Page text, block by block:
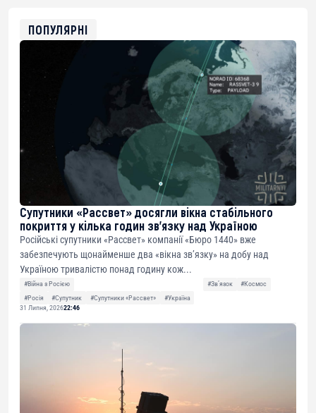
0xfD02863D3289416fcF50975c9DFda13623f97758
ПОПУЛЯРНІ
Супутники «Рассвет» досягли вікна стабільного
покриття у кілька годин зв’язку над Україною
Російські супутники «Рассвет» компанії «Бюро 1440» вже
забезпечують щонайменше два «вікна зв’язку» на добу над
Україною тривалістю понад годину кож...
#Війна з Росією #Звʼязок
#Космос
#Росія
#Супутник #Супутники «Рассвет»
#Україна
31 Липня, 202622:46